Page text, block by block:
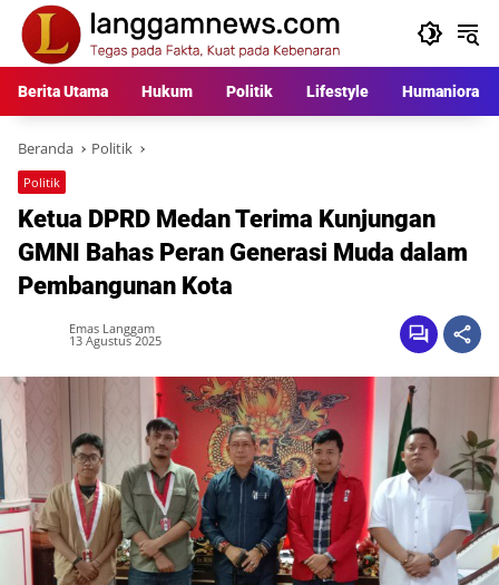
Langsung
konten
Berita Utama Hukum Politik Lifestyle Humaniora
Beranda Politik
Politik
Ketua DPRD Medan Terima Kunjungan
GMNI Bahas Peran Generasi Muda dalam
Pembangunan Kota
Emas Langgam
13 Agustus 2025